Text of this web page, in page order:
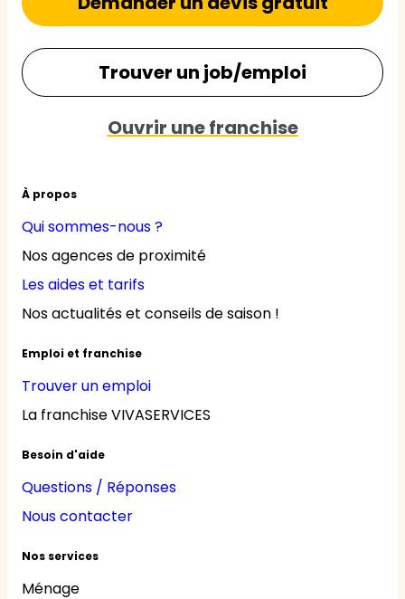
À propos
Qui sommes-nous ?
Nos agences de proximité
Les aides et tarifs
Nos actualités et conseils de saison !
Emploi et franchise
Trouver un emploi
La franchise VIVASERVICES
Besoin d'aide
Questions / Réponses
Nous contacter
Nos services
Ménage
Trouver un job/emploi
Ouvrir une franchise